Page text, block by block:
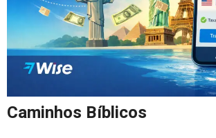
Caminhos Bíblicos